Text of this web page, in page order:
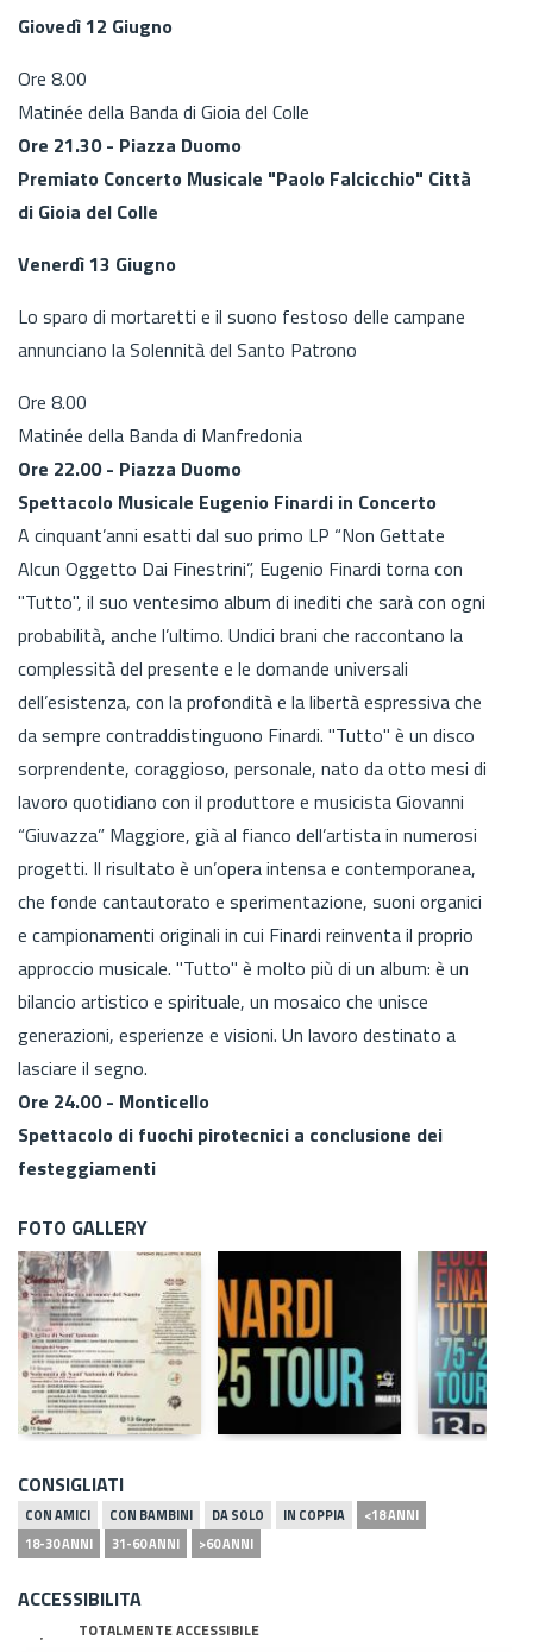
Giovedì 12 Giugno
Ore 8.00
Matinée della Banda di Gioia del Colle
Ore 21.30 - Piazza Duomo
Premiato Concerto Musicale "Paolo Falcicchio" Città
di Gioia del Colle
Venerdì 13 Giugno
Lo sparo di mortaretti e il suono festoso delle campane
annunciano la Solennità del Santo Patrono
Ore 8.00
Matinée della Banda di Manfredonia
Ore 22.00 - Piazza Duomo
Spettacolo Musicale Eugenio Finardi in Concerto
A cinquant’anni esatti dal suo primo LP “Non Gettate
Alcun Oggetto Dai Finestrini”, Eugenio Finardi torna con
"Tutto", il suo ventesimo album di inediti che sarà con ogni
probabilità, anche l’ultimo. Undici brani che raccontano la
complessità del presente e le domande universali
dell’esistenza, con la profondità e la libertà espressiva che
da sempre contraddistinguono Finardi. "Tutto" è un disco
sorprendente, coraggioso, personale, nato da otto mesi di
lavoro quotidiano con il produttore e musicista Giovanni
“Giuvazza” Maggiore, già al fianco dell’artista in numerosi
progetti. Il risultato è un’opera intensa e contemporanea,
che fonde cantautorato e sperimentazione, suoni organici
e campionamenti originali in cui Finardi reinventa il proprio
approccio musicale. "Tutto" è molto più di un album: è un
bilancio artistico e spirituale, un mosaico che unisce
generazioni, esperienze e visioni. Un lavoro destinato a
lasciare il segno.
Ore 24.00 - Monticello
Spettacolo di fuochi pirotecnici a conclusione dei
festeggiamenti
FOTO GALLERY
CONSIGLIATI
CON AMICI CON BAMBINI DA SOLO IN COPPIA
<18 ANNI
18-30 ANNI
31-60 ANNI >60 ANNI
ACCESSIBILITA
TOTALMENTE ACCESSIBILE